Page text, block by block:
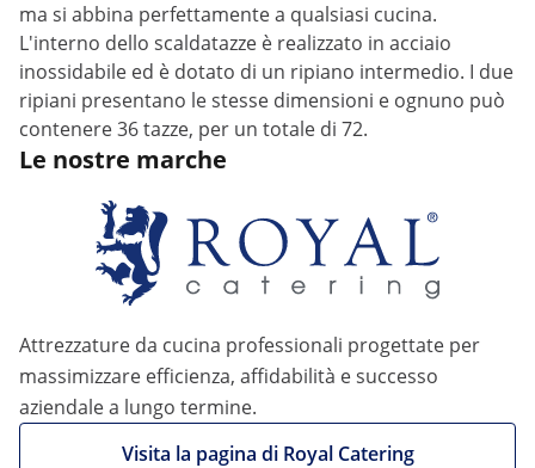
ma si abbina perfettamente a qualsiasi cucina.
L'interno dello scaldatazze è realizzato in acciaio
inossidabile ed è dotato di un ripiano intermedio. I due
ripiani presentano le stesse dimensioni e ognuno può
contenere 36 tazze, per un totale di 72.
Le nostre marche
Attrezzature da cucina professionali progettate per
massimizzare efficienza, affidabilità e successo
aziendale a lungo termine.
Visita la pagina di Royal Catering